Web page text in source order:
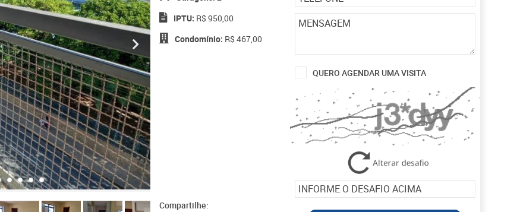
QUERO AGENDAR UMA VISITA
IPTU: R$ 950,00
Condomínio: R$ 467,00
Compartilhe: